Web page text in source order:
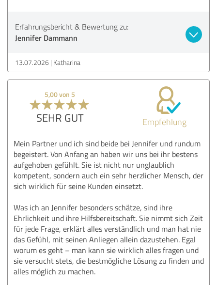
Erfahrungsbericht & Bewertung zu:
Jennifer Dammann
13.07.2026 Katharina
5,00 von 5
SEHR GUT Empfehlung
Mein Partner und ich sind beide bei Jennifer und rundum
begeistert. Von Anfang an haben wir uns bei ihr bestens
aufgehoben gefühlt. Sie ist nicht nur unglaublich
kompetent, sondern auch ein sehr herzlicher Mensch, der
sich wirklich für seine Kunden einsetzt.
Was ich an Jennifer besonders schätze, sind ihre
Ehrlichkeit und ihre Hilfsbereitschaft. Sie nimmt sich Zeit
für jede Frage, erklärt alles verständlich und man hat nie
das Gefühl, mit seinen Anliegen allein dazustehen. Egal
worum es geht – man kann sie wirklich alles fragen und
sie versucht stets, die bestmögliche Lösung zu finden und
alles möglich zu machen.